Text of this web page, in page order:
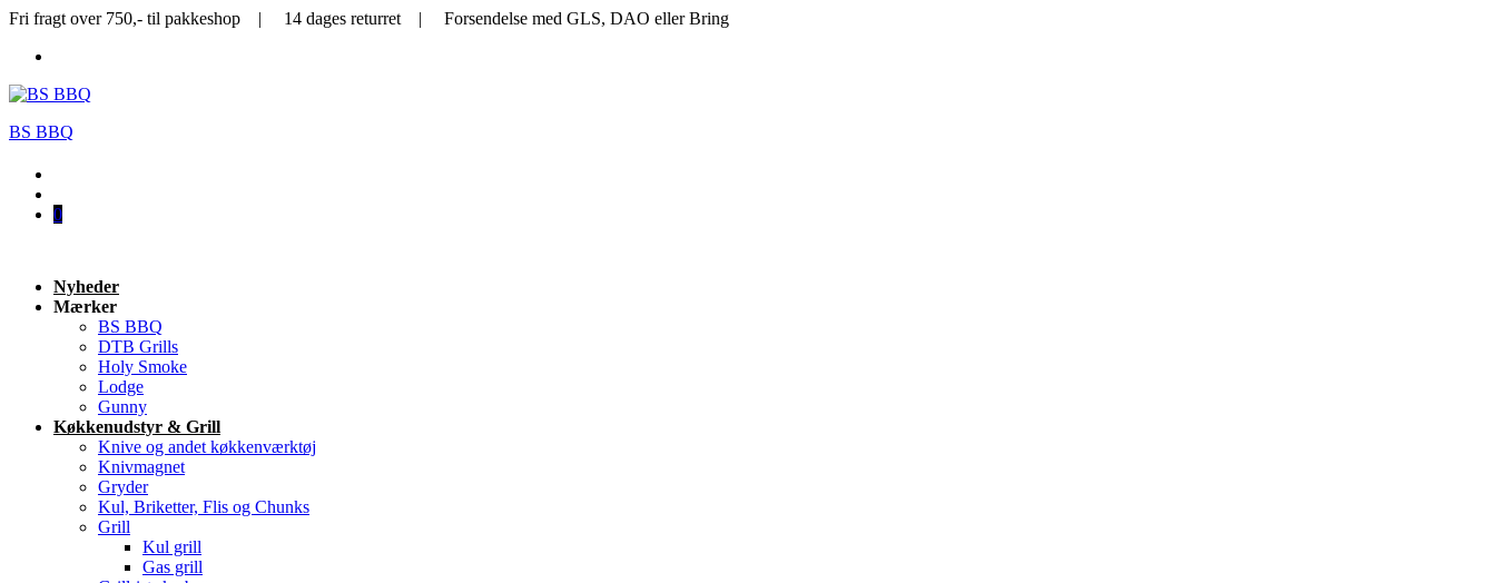
Fri fragt over 750,- til pakkeshop | 14 dages returret | Forsendelse med GLS, DAO eller Bring
BS BBQ
0
Nyheder
Mærker
BS BBQ
DTB Grills
Holy Smoke
Lodge
Gunny
Køkkenudstyr & Grill
Knive og andet køkkenværktøj
Knivmagnet
Gryder
Kul, Briketter, Flis og Chunks
Grill
Kul grill
Gas grill